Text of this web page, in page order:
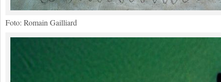
Foto: Romain Gailliard